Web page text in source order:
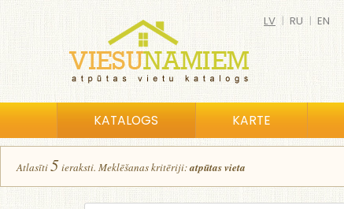
LV | RU | EN
KATALOGS KARTE
Atlasīti5ieraksti. Meklēšanas kritēriji:atpūtas vieta